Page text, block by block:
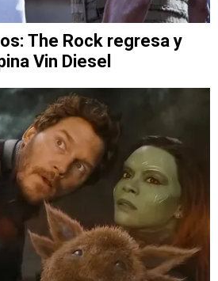
The Rock regresa y
Vin Diesel